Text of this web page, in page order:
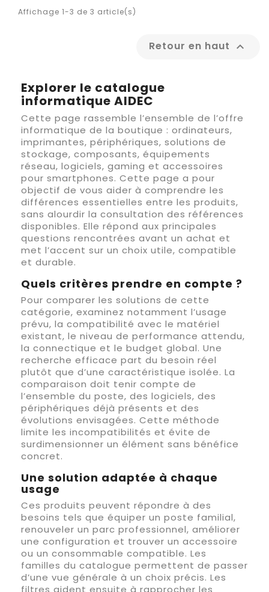
Affichage 1-3 de 3 article(s)
Retour en haut 
Explorer le catalogue
informatique AIDEC
Cette page rassemble l’ensemble de l’offre
informatique de la boutique : ordinateurs,
imprimantes, périphériques, solutions de
stockage, composants, équipements
réseau, logiciels, gaming et accessoires
pour smartphones. Cette page a pour
objectif de vous aider à comprendre les
différences essentielles entre les produits,
sans alourdir la consultation des références
disponibles. Elle répond aux principales
questions rencontrées avant un achat et
met l’accent sur un choix utile, compatible
et durable.
Quels critères prendre en compte ?
Pour comparer les solutions de cette
catégorie, examinez notamment l’usage
prévu, la compatibilité avec le matériel
existant, le niveau de performance attendu,
la connectique et le budget global. Une
recherche efficace part du besoin réel
plutôt que d’une caractéristique isolée. La
comparaison doit tenir compte de
l’ensemble du poste, des logiciels, des
périphériques déjà présents et des
évolutions envisagées. Cette méthode
limite les incompatibilités et évite de
surdimensionner un élément sans bénéfice
concret.
Une solution adaptée à chaque
usage
Ces produits peuvent répondre à des
besoins tels que équiper un poste familial,
renouveler un parc professionnel, améliorer
une configuration et trouver un accessoire
ou un consommable compatible. Les
familles du catalogue permettent de passer
d’une vue générale à un choix précis. Les
filtres aident ensuite à rapprocher les